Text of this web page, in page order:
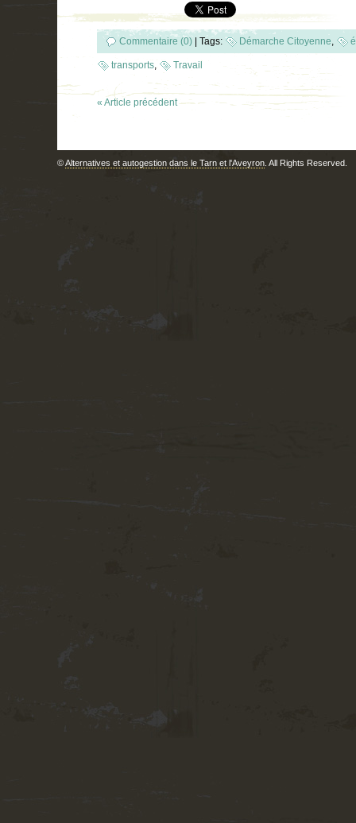
Commentaire (0) Tags: Démarche Citoyenne,
transports, Travail
« Article précédent
©Alternatives et autogestion dans le Tarn et l'Aveyron . All Rights Reserved.